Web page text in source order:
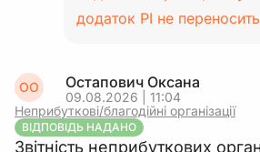
додаток РІ не
ОО Остапович Оксана
09.08.2026 | 11:04
Неприбуткові/благодійні організації
ВІДПОВІДЬ НАДАНО
Звітність неприбуткових